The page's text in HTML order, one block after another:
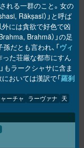
れる一群のこと。女の
Rākṣasī）」と呼ば
外には貪欲で好色で凶
Brahma, Brahmā）」の足
だとも言われ、「ヴィ
った荘厳な都市にすん
」もラークシャサに含ま
おいては漢訳で「羅刹
ーチャ ラーヴァナ 天